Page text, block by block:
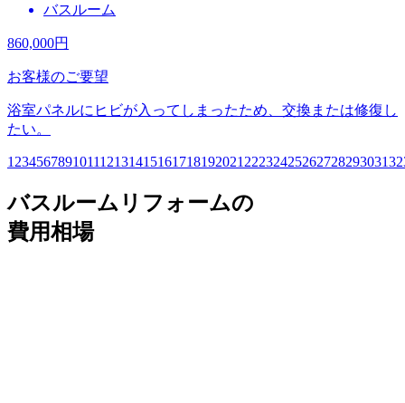
バスルーム
860,000円
お客様のご要望
浴室パネルにヒビが入ってしまったため、交換または修復し
たい。
1 23456789101112131415161718192021 2223242526272829303132
バスルームリフォームの
費用相場